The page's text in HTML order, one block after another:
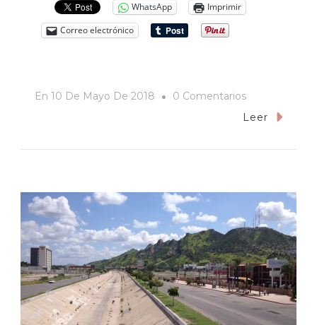
WhatsApp
Imprimir
Correo electrónico
En 10 De Mayo De 2018 0 ComentariosEn
Sonora
El
Congreso
Del
Estado
Llama
A
Leer